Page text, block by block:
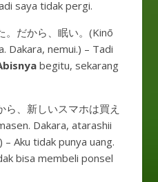
saya tidak pergi.
。だから、眠い。(Kinō
Dakara, nemui.) – Tadi
begitu, sekarang
、新しいスマホは買え
Dakara, atarashii
Aku tidak punya uang.
bisa membeli ponsel